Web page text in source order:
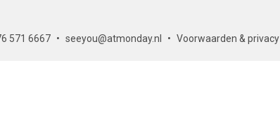
571 6667 seeyou@atmonday.nl Voorwaarden & privacy